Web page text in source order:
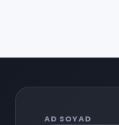
AD SOYAD